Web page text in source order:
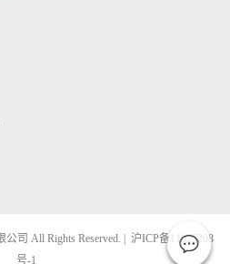
司 All Rights Reserved. | 沪ICP备11025208
号-1